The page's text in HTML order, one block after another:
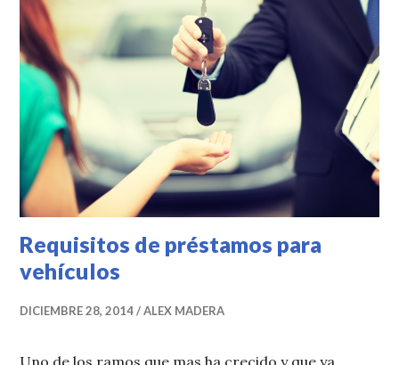
Requisitos de préstamos para
vehículos
DICIEMBRE 28, 2014 ALEX MADERA